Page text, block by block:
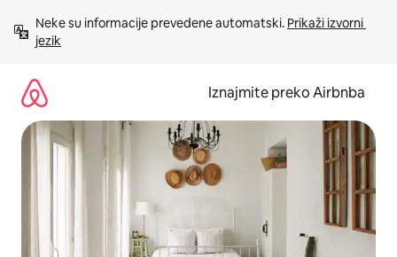
sadržaj
Neke su informacije prevedene automatski. Prikaži izvorni
jezik
Iznajmite preko Airbnba